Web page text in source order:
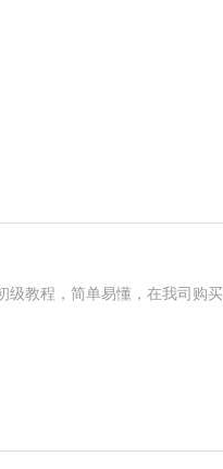
级教程，简单易懂，在我司购